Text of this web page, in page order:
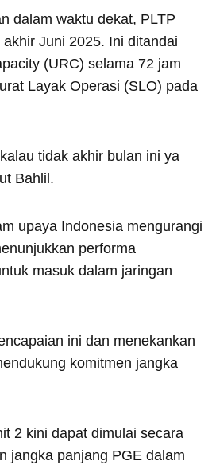
dalam waktu dekat, PLTP
Juni 2025. Ini ditandai
(URC) selama 72 jam
Layak Operasi (SLO) pada
tidak akhir bulan ini ya
Bahlil.
upaya Indonesia mengurangi
performa
masuk dalam jaringan
ini dan menekankan
komitmen jangka
2 kini dapat dimulai secara
jangka panjang PGE dalam